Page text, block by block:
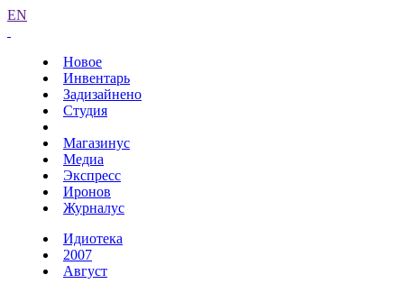
EN
Новое
Инвентарь
Задизайнено
Студия
Магазинус
Медиа
Экспресс
Иронов
Журналус
Идиотека
2007
Август